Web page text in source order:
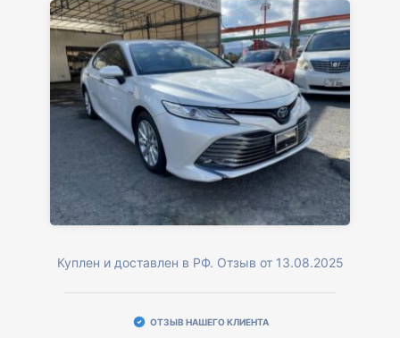
Куплен и доставлен в РФ. Отзыв от 13.08.2025
ОТЗЫВ НАШЕГО КЛИЕНТА